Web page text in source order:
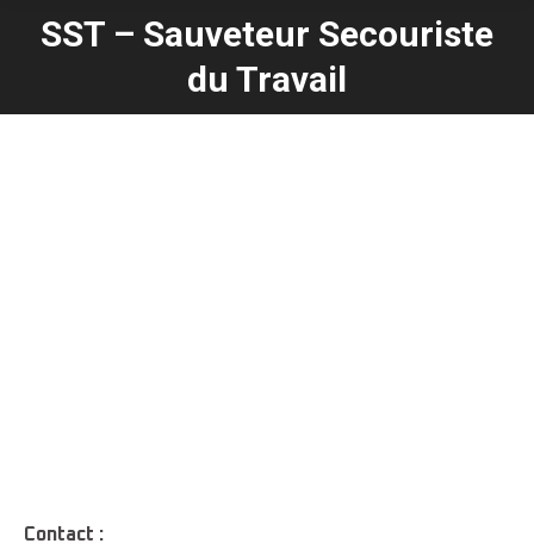
SST – Sauveteur Secouriste
du Travail
Contact :